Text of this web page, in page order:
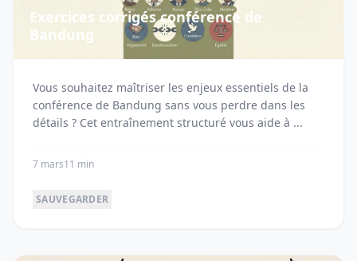
Exercices corrigés conférence de
Bandung
Vous souhaitez maîtriser les enjeux essentiels de la
conférence de Bandung sans vous perdre dans les
détails ? Cet entraînement structuré vous aide à ...
7 mars11 min
SAUVEGARDER